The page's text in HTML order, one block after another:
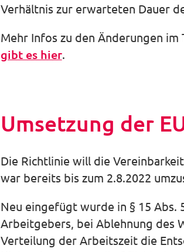
Verhältnis zur erwarteten Dauer
Mehr Infos zu den Änderungen
gibt es hier.
Umsetzung der
Die Richtlinie will die
war bereits bis zum 2.8.2022
Neu eingefügt wurde in § 15 Abs.
Arbeitgebers, bei Ablehnung des
Verteilung der Arbeitszeit die